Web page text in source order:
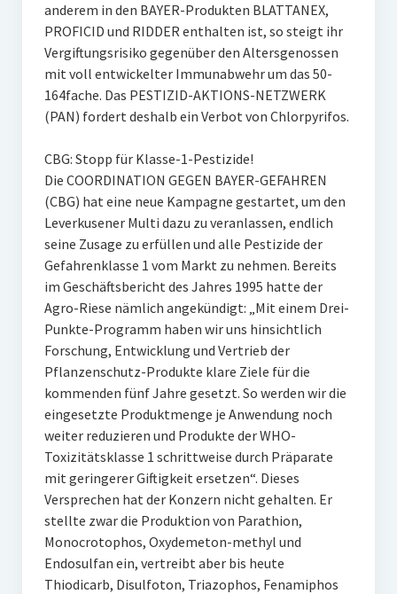
anderem in den BAYER-Produkten BLATTANEX,
PROFICID und RIDDER enthalten ist, so steigt ihr
Vergiftungsrisiko gegenüber den Altersgenossen
mit voll entwickelter Immunabwehr um das 50-
164fache. Das PESTIZID-AKTIONS-NETZWERK
(PAN) fordert deshalb ein Verbot von Chlorpyrifos.
CBG: Stopp für Klasse-1-Pestizide!
Die COORDINATION GEGEN BAYER-GEFAHREN
(CBG) hat eine neue Kampagne gestartet, um den
Leverkusener Multi dazu zu veranlassen, endlich
seine Zusage zu erfüllen und alle Pestizide der
Gefahrenklasse 1 vom Markt zu nehmen. Bereits
im Geschäftsbericht des Jahres 1995 hatte der
Agro-Riese nämlich angekündigt: „Mit einem Drei-
Punkte-Programm haben wir uns hinsichtlich
Forschung, Entwicklung und Vertrieb der
Pflanzenschutz-Produkte klare Ziele für die
kommenden fünf Jahre gesetzt. So werden wir die
eingesetzte Produktmenge je Anwendung noch
weiter reduzieren und Produkte der WHO-
Toxizitätsklasse 1 schrittweise durch Präparate
mit geringerer Giftigkeit ersetzen“. Dieses
Versprechen hat der Konzern nicht gehalten. Er
stellte zwar die Produktion von Parathion,
Monocrotophos, Oxydemeton-methyl und
Endosulfan ein, vertreibt aber bis heute
Thiodicarb, Disulfoton, Triazophos, Fenamiphos